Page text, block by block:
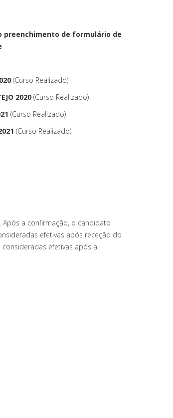
preenchimento de formulário de
(Curso Realizado)
2020 (Curso Realizado)
(Curso Realizado)
(Curso Realizado)
. Após a confirmação, o candidato
efetivas após receção do
efetivas após a